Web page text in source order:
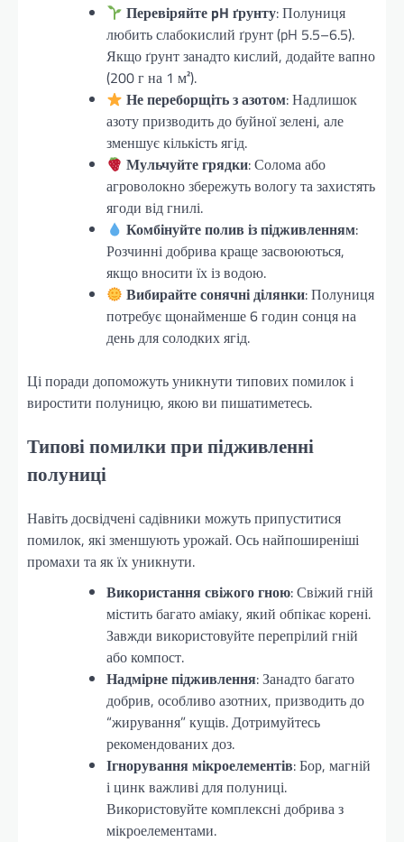
Перевіряйте pH ґрунту: Полуниця
любить слабокислий ґрунт (pH 5.5–6.5).
Якщо ґрунт занадто кислий, додайте вапно
(200 г на 1 м²).
Не переборщіть з азотом: Надлишок
азоту призводить до буйної зелені, але
зменшує кількість ягід.
Мульчуйте грядки: Солома або
агроволокно збережуть вологу та захистять
ягоди від гнилі.
Комбінуйте полив із підживленням:
Розчинні добрива краще засвоюються,
якщо вносити їх із водою.
Вибирайте сонячні ділянки: Полуниця
потребує щонайменше 6 годин сонця на
день для солодких ягід.
Ці поради допоможуть уникнути типових помилок і
виростити полуницю, якою ви пишатиметесь.
Типові помилки при підживленні
полуниці
Навіть досвідчені садівники можуть припуститися
помилок, які зменшують урожай. Ось найпоширеніші
промахи та як їх уникнути.
Використання свіжого гною: Свіжий гній
містить багато аміаку, який обпікає корені.
Завжди використовуйте перепрілий гній
або компост.
Надмірне підживлення: Занадто багато
добрив, особливо азотних, призводить до
“жирування” кущів. Дотримуйтесь
рекомендованих доз.
Ігнорування мікроелементів: Бор, магній
і цинк важливі для полуниці.
Використовуйте комплексні добрива з
мікроелементами.